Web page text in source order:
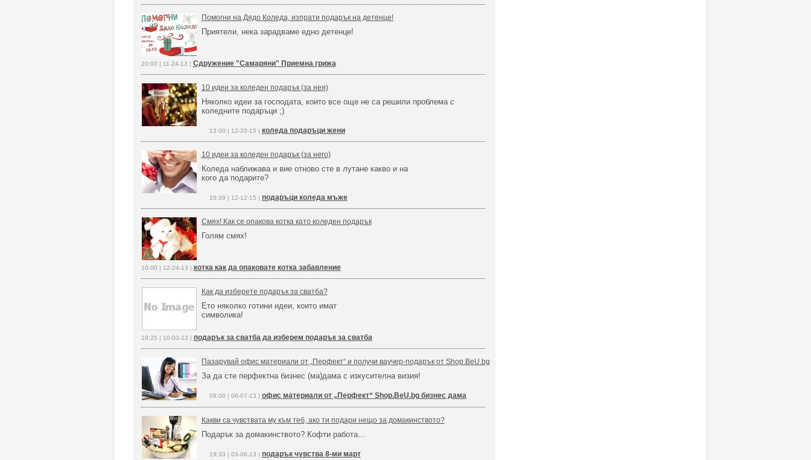
Помогни на Дядо Коледа, изпрати подарък на детенце!
Приятели, нека зарадваме едно детенце!
20:00 | 11-24-13 | Сдружение "Самаряни" Приемна грижа
10 идеи за коледен подарък (за нея)
Няколко идеи за господата, които все още не са решили проблема с
коледните подаръци ;)
13:00 | 12-20-15 | коледа подаръци жени
10 идеи за коледен подарък (за него)
Коледа наближава и вие отново сте в лутане какво и на
кого да подарите?
10:39 | 12-12-15 | подаръци коледа мъже
Смях! Как се опакова котка като коледен подарък
Голям смях!
10:00 | 12-24-13 | котка как да опаковате котка забавление
Как да изберете подарък за сватба?
Ето няколко готини идеи, които имат
символика!
19:25 | 10-03-13 | подарък за сватба да изберем подарък за сватба
Пазарувай офис материали от „Перфект“ и получи ваучер-подарък от Shop.BeU.bg
За да сте перфектна бизнес (ма)дама с изкусителна визия!
08:00 | 06-07-13 | офис материали от „Перфект“ Shop.BeU.bg бизнес дама
Какви са чувствата му към теб, ако ти подари нещо за домакинството?
Подарък за домакинството? Кофти работа...
19:33 | 03-06-13 | подарък чувства 8-ми март